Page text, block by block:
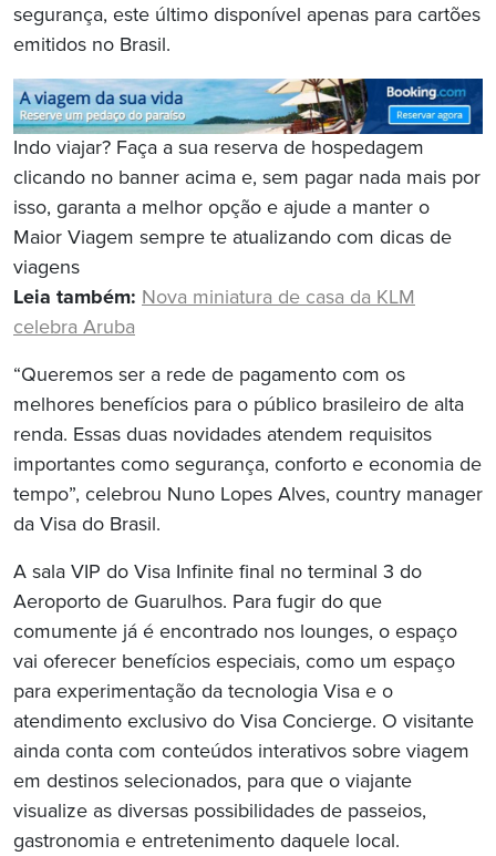
segurança, este último disponível apenas para cartões
emitidos no Brasil.
Indo viajar? Faça a sua reserva de hospedagem
clicando no banner acima e, sem pagar nada mais por
isso, garanta a melhor opção e ajude a manter o
Maior Viagem sempre te atualizando com dicas de
viagens
Leia também: Nova miniatura de casa da KLM
celebra Aruba
“Queremos ser a rede de pagamento com os
melhores benefícios para o público brasileiro de alta
renda. Essas duas novidades atendem requisitos
importantes como segurança, conforto e economia de
tempo”, celebrou Nuno Lopes Alves, country manager
da Visa do Brasil.
A sala VIP do Visa Infinite final no terminal 3 do
Aeroporto de Guarulhos. Para fugir do que
comumente já é encontrado nos lounges, o espaço
vai oferecer benefícios especiais, como um espaço
para experimentação da tecnologia Visa e o
atendimento exclusivo do Visa Concierge. O visitante
ainda conta com conteúdos interativos sobre viagem
em destinos selecionados, para que o viajante
visualize as diversas possibilidades de passeios,
gastronomia e entretenimento daquele local.